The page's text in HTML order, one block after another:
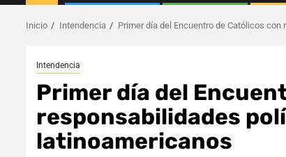
Inicio Intendencia Primer día del Encuentro de Católicos
Intendencia
Primer día del
responsabilidades
latinoamericanos